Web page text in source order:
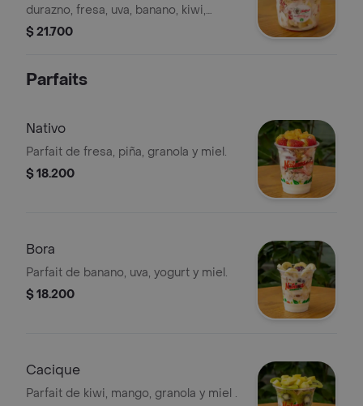
durazno, fresa, uva, banano, kiwi,
manzana + helado + base a eleccion
$ 21.700
Parfaits
Nativo
Parfait de fresa, piña, granola y miel.
$ 18.200
Bora
Parfait de banano, uva, yogurt y miel.
$ 18.200
Cacique
Parfait de kiwi, mango, granola y miel .